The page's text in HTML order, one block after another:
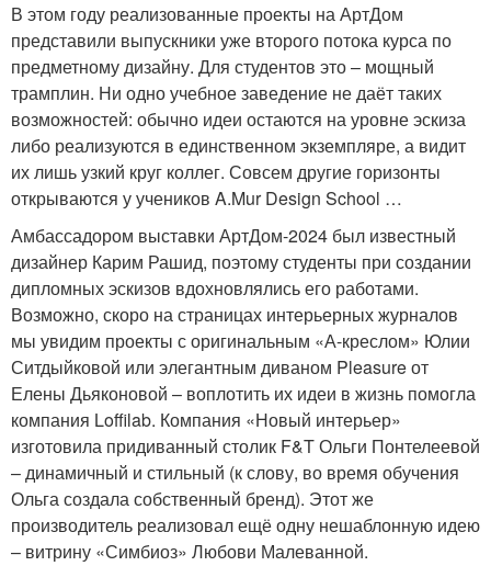
В этом году реализованные проекты на АртДом
представили выпускники уже второго потока курса по
предметному дизайну. Для студентов это – мощный
трамплин. Ни одно учебное заведение не даёт таких
возможностей: обычно идеи остаются на уровне эскиза
либо реализуются в единственном экземпляре, а видит
их лишь узкий круг коллег. Совсем другие горизонты
открываются у учеников A.Mur Design School …
Амбассадором выставки АртДом-2024 был известный
дизайнер Карим Рашид, поэтому студенты при создании
дипломных эскизов вдохновлялись его работами.
Возможно, скоро на страницах интерьерных журналов
мы увидим проекты с оригинальным «А-креслом» Юлии
Ситдыйковой или элегантным диваном Pleasure от
Елены Дьяконовой – воплотить их идеи в жизнь помогла
компания Loffilab. Компания «Новый интерьер»
изготовила придиванный столик F&T Ольги Понтелеевой
– динамичный и стильный (к слову, во время обучения
Ольга создала собственный бренд). Этот же
производитель реализовал ещё одну нешаблонную идею
– витрину «Симбиоз» Любови Малеванной.